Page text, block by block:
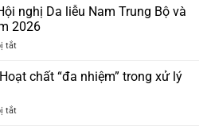
Phí]
Chuyển
giao
quy
cấp
và
nghị Da liễu Nam Trung Bộ và
2026
tắtở
2026
|
nghị
chất “đa nhiệm” trong xử lý
tắtở